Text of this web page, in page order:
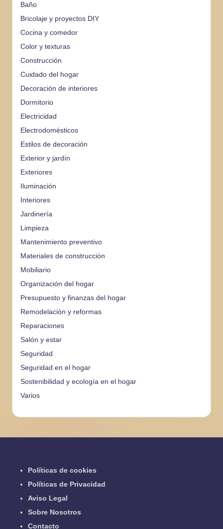
Baño
Bricolaje y proyectos DIY
Cocina y comedor
Color y texturas
Construcción
Cuidado del hogar
Decoración de interiores
Dormitorio
Electricidad
Electrodomésticos
Estilos de decoración
Exterior y jardín
Exteriores
Iluminación
Interiores
Jardinería
Limpieza
Mantenimiento preventivo
Materiales de construcción
Mobiliario
Organización del hogar
Presupuesto y finanzas del hogar
Remodelación y reformas
Reparaciones
Salón y estar
Seguridad
Seguridad en el hogar
Sostenibilidad y ecología en el hogar
Varios
Políticas de cookies
Políticas de Privacidad
Aviso Legal
Sobre Nosotros
Contacto